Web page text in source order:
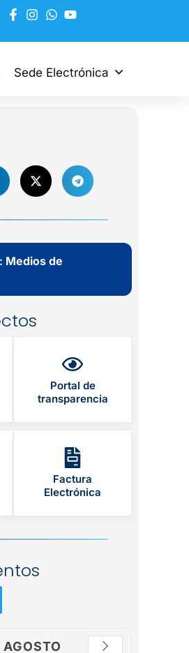
Sede Electrónica
Medios de
Portal de
transparencia
Factura
Electrónica